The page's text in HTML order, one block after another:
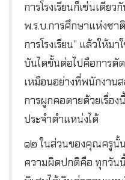
การโรงเรียนก็เช่นเดีย
พ.ร.บ.การศึกษาแห่งชา
การโรงเรียน” แล้วให้ม
บันไดขั้นต่อไปคือการตั
เหมือนอย่างที่พนักงาน
การผูกคอตายด้วยเรื่อง
ประจำตำแหน่งได้
๑๒ ในส่วนของคุณครูนั้
ความผิดปกติคือ ทุกวัน